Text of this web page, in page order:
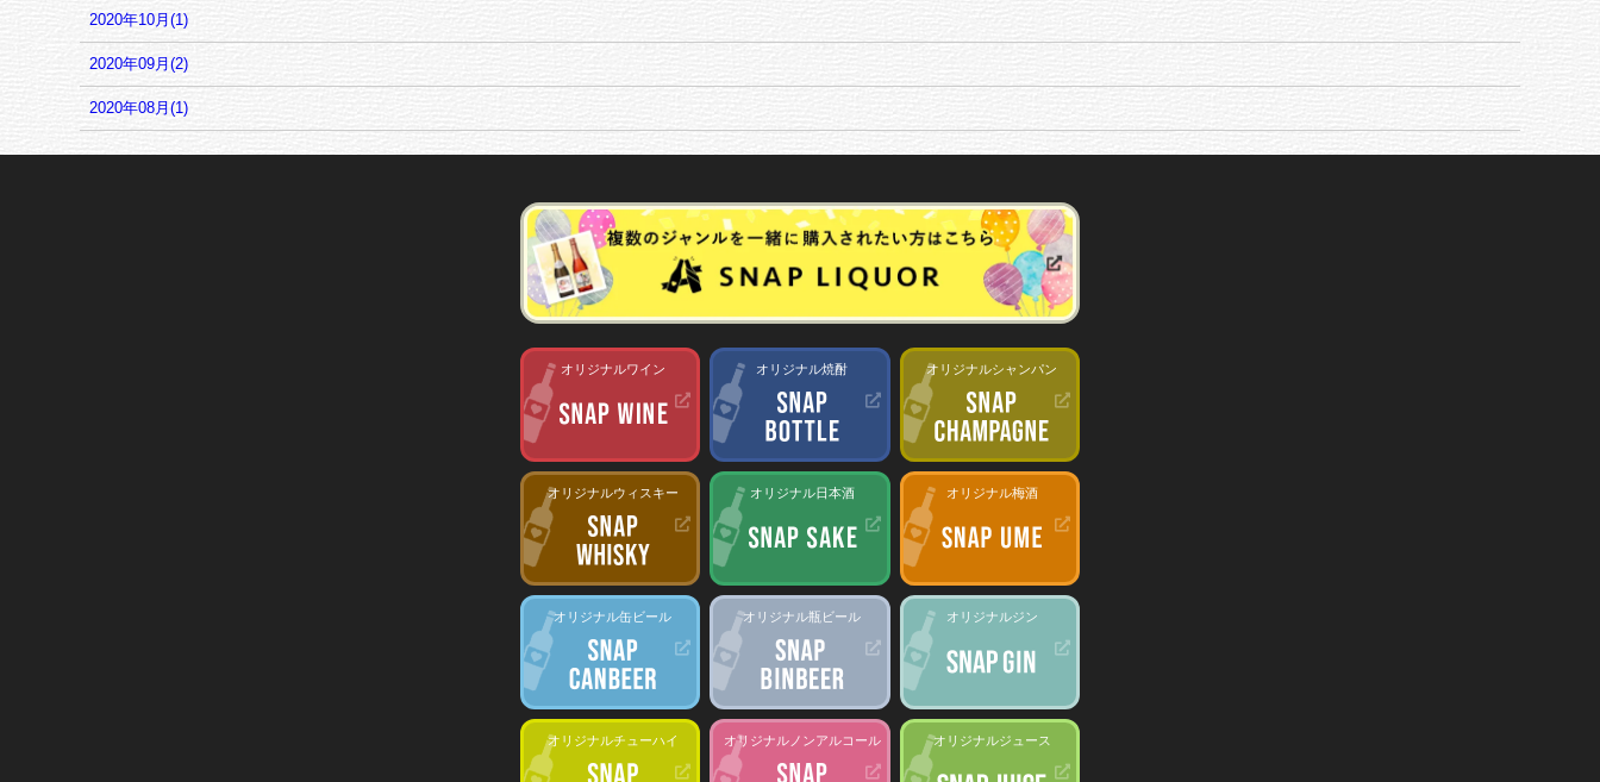
2020年10月(1)
2020年09月(2)
2020年08月(1)
オリジナルワイン オリジナル焼酎 オリジナルシャンパン
オリジナルウィスキー オリジナル日本酒 オリジナル梅酒
オリジナル缶ビール オリジナル瓶ビール オリジナルジン
オリジナルチューハイ オリジナルノンアルコール オリジナルジュース